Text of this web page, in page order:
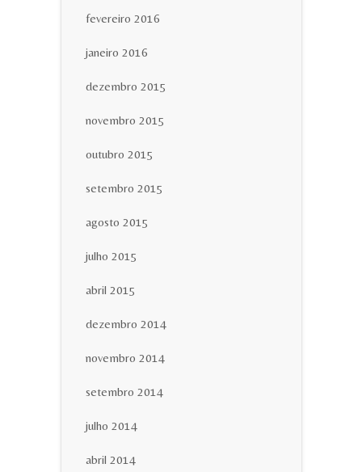
fevereiro 2016
janeiro 2016
dezembro 2015
novembro 2015
outubro 2015
setembro 2015
agosto 2015
julho 2015
abril 2015
dezembro 2014
novembro 2014
setembro 2014
julho 2014
abril 2014